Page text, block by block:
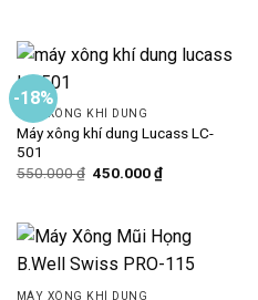
-18%
MÁY XÔNG KHÍ DUNG
Máy xông khí dung Lucass LC-
501
550.000₫ Giá
450.000₫Giá
hiện
450.000 ₫.
MÁY XÔNG KHÍ DUNG